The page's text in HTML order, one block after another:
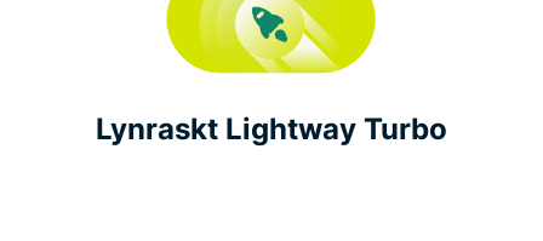
Lynraskt Lightway Turbo